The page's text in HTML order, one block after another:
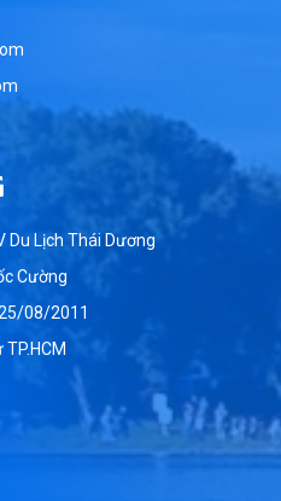
Du Lịch Thái Dương
Cường
08/2011